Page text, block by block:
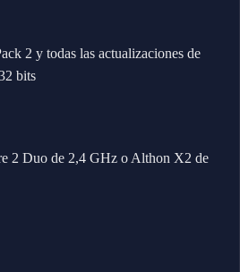
2 y todas las actualizaciones de
bits
2 Duo de 2,4 GHz o Althon X2 de